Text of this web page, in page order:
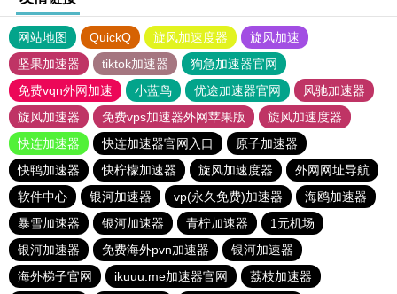
网站地图 QuickQ 旋风加速度器
旋风加速
坚果加速器
tiktok加速器
狗急加速器官网
免费vqn外网加速
小蓝鸟 优途加速器官网
风驰加速器
旋风加速器
免费vps加速器外网苹果版
旋风加速度器
快连加速器
快连加速器官网入口
原子加速器
快鸭加速器
快柠檬加速器 旋风加速度器
外网网址导航
软件中心
银河加速器 vp(永久免费)加速器
海鸥加速器
暴雪加速器
银河加速器 青柠加速器
1元机场
银河加速器
免费海外pvn加速器
银河加速器
海外梯子官网
ikuuu.me加速器官网 荔枝加速器